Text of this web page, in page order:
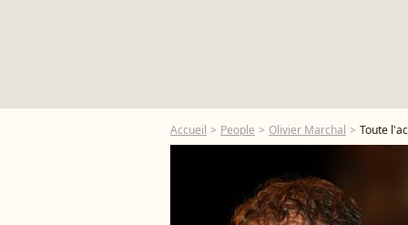
Accueil People Olivier Marchal Toute